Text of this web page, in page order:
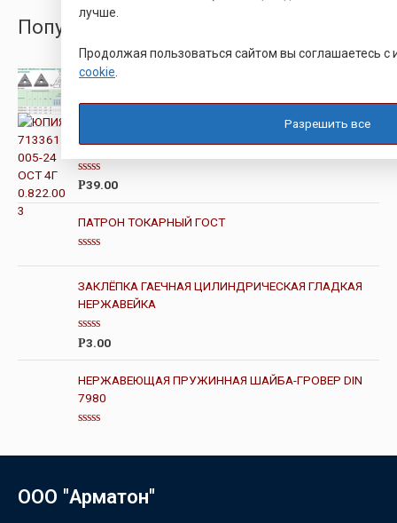
ПопулярныеТовары
ПЛАСТИНЫ TNMG ДЛЯ НЕРЖАВЕЮЩЕЙ СТАЛИ
н
к
а
и
з
5
ЮПИЯ 713361.005-24 ОСТ 4Г 0.822.003
О
е
н
к
а
и
5
Р39.00
ПАТРОН ТОКАРНЫЙ ГОСТ
е
н
к
0
и
5
ЗАКЛЁПКА ГАЕЧНАЯ ЦИЛИНДРИЧЕСКАЯ ГЛАДКАЯ
НЕРЖАВЕЙКА
О
е
н
к
а
и
Р3.00
НЕРЖАВЕЮЩАЯ ПРУЖИННАЯ ШАЙБА-ГРОВЕР DIN
7980
е
а
0
ООО "Арматон"
лучше.
Продолжая пользоваться сайтом вы соглашаетесь с
cookie
Разрешить все